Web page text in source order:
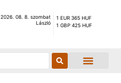
2026. 08. 8. szombat
László
1 EUR 365 HUF
1 GBP 425 HUF